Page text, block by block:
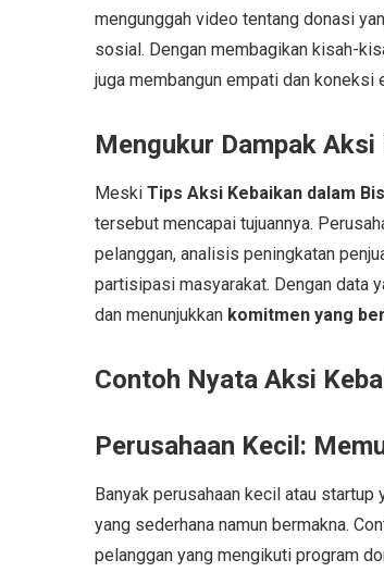
mengunggah video tentang donasi
sosial. Dengan membagikan kisah-
juga membangun empati dan koneksi
Mengukur Dampak
Meski Tips Aksi Kebaikan dalam
tersebut mencapai tujuannya.
pelanggan, analisis peningkatan
partisipasi masyarakat. Dengan data
dan menunjukkan komitmen yang
Contoh Nyata Aksi
Perusahaan Kecil:
Banyak perusahaan kecil atau startup
yang sederhana namun bermakna.
pelanggan yang mengikuti program